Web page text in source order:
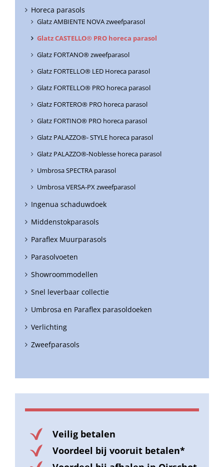
Horeca parasols
Glatz AMBIENTE NOVA zweefparasol
Glatz CASTELLO® PRO horeca parasol
Glatz FORTANO® zweefparasol
Glatz FORTELLO® LED Horeca parasol
Glatz FORTELLO® PRO horeca parasol
Glatz FORTERO® PRO horeca parasol
Glatz FORTINO® PRO horeca parasol
Glatz PALAZZO®- STYLE horeca parasol
Glatz PALAZZO®-Noblesse horeca parasol
Umbrosa SPECTRA parasol
Umbrosa VERSA-PX zweefparasol
Ingenua schaduwdoek
Middenstokparasols
Paraflex Muurparasols
Parasolvoeten
Showroommodellen
Snel leverbaar collectie
Umbrosa en Paraflex parasoldoeken
Verlichting
Zweefparasols
Veilig betalen
Voordeel bij vooruit betalen*